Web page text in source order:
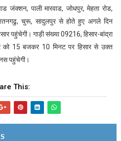
जंक्शन, पाली मारवाड, जोधपुर, मेहता रोड,
रतनगढु, चुरू, सादुलपुर से होते हुए अगले दिन
पहुंचेगी। गाड़ी संख्या 09216, हिसार-बांद्रा
को 15 बजकर 10 मिनट पर हिसार से उक्त
पहुंचेगी।
This: